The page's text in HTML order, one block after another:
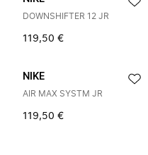
DOWNSHIFTER 12 JR
119,50 €
NIKE
AIR MAX SYSTM JR
119,50 €